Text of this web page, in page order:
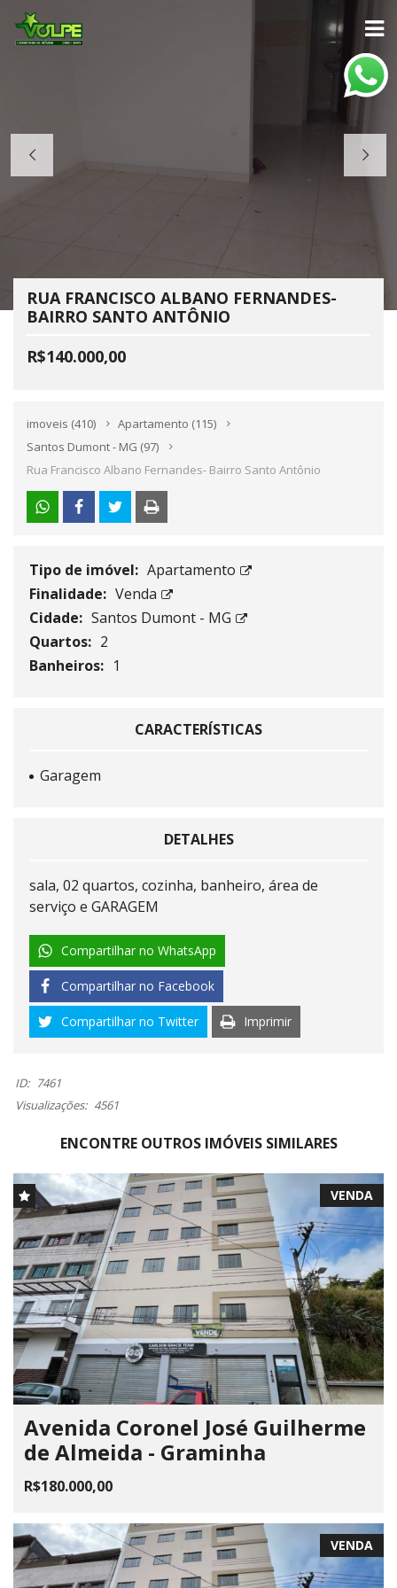
RUA FRANCISCO ALBANO FERNANDES-
BAIRRO SANTO ANTÔNIO
R$140.000,00
imoveis (410) Apartamento (115)
Santos Dumont - MG (97)
Rua Francisco Albano Fernandes- Bairro Santo Antônio
Tipo de imóvel: Apartamento
Finalidade: Venda
Cidade: Santos Dumont - MG
Quartos: 2
Banheiros: 1
CARACTERÍSTICAS
Garagem
DETALHES
sala, 02 quartos, cozinha, banheiro, área de
serviço e GARAGEM
Compartilhar no WhatsApp
Compartilhar no Facebook
Compartilhar no Twitter Imprimir
ID: 7461
Visualizações: 4561
ENCONTRE OUTROS IMÓVEIS SIMILARES
VENDA
Avenida Coronel José Guilherme
de Almeida - Graminha
R$180.000,00
VENDA